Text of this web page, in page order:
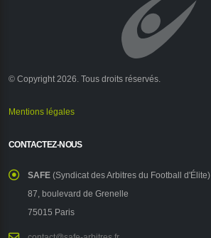
© Copyright 2026. Tous droits réservés.
Mentions légales
CONTACTEZ-NOUS
SAFE (Syndicat des Arbitres du Football d'Élite)
87, boulevard de Grenelle
75015 Paris